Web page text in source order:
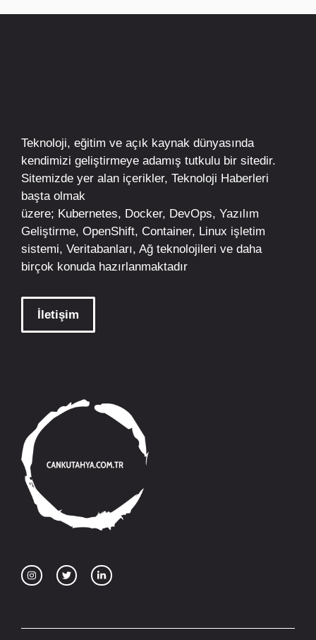
Teknoloji, eğitim ve açık kaynak dünyasında
kendimizi geliştirmeye adamış tutkulu bir sitedir.
Sitemizde yer alan içerikler, Teknoloji Haberleri
başta olmak
üzere; Kubernetes, Docker, DevOps, Yazılım
Geliştirme, OpenShift, Container, Linux işletim
sistemi, Veritabanları, Ağ teknolojileri ve daha
birçok konuda hazırlanmaktadır
İletişim